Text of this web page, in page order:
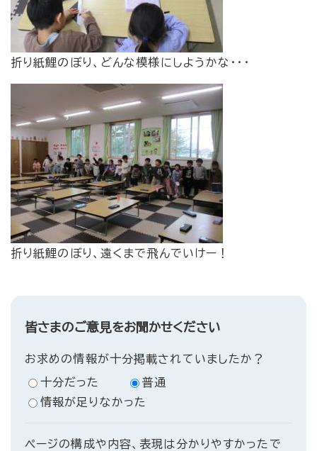
折り紙鯉のぼり、どんな模様にしようかな・・・
折り紙鯉のぼり、遠くまで飛んでいけー！
皆さまのご意見をお聞かせください
お求めの情報が十分掲載されていましたか？
十分だった
普通
情報が足りなかった
ページの構成や内容、表現は分かりやすかったで